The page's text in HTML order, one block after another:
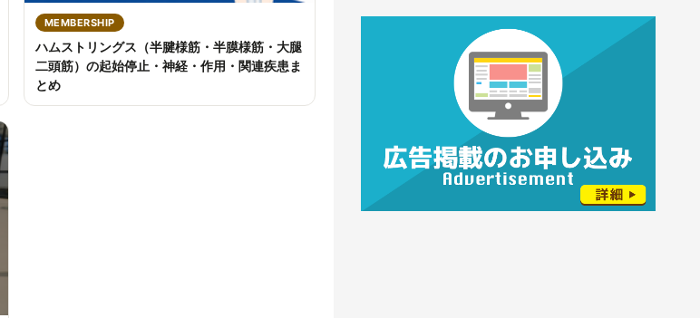
MEMBERSHIP
ハムストリングス（半腱様筋・半膜様筋・大腿
二頭筋）の起始停止・神経・作用・関連疾患ま
とめ